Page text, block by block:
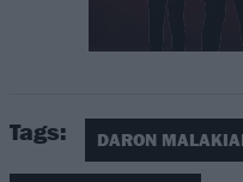
Tags: DARON